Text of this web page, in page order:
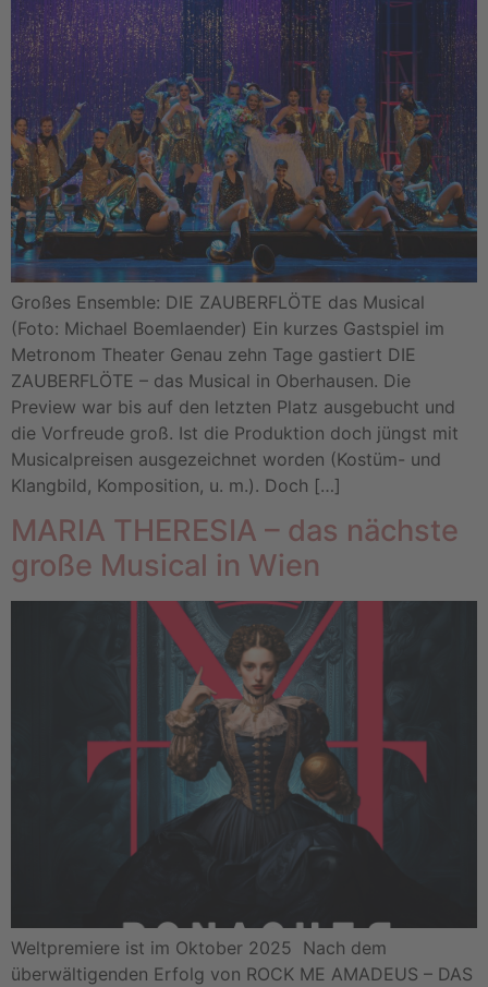
Großes Ensemble: DIE ZAUBERFLÖTE das Musical
(Foto: Michael Boemlaender) Ein kurzes Gastspiel im
Metronom Theater Genau zehn Tage gastiert DIE
ZAUBERFLÖTE – das Musical in Oberhausen. Die
Preview war bis auf den letzten Platz ausgebucht und
die Vorfreude groß. Ist die Produktion doch jüngst mit
Musicalpreisen ausgezeichnet worden (Kostüm- und
Klangbild, Komposition, u. m.). Doch […]
MARIA THERESIA – das nächste
große Musical in Wien
Weltpremiere ist im Oktober 2025 Nach dem
überwältigenden Erfolg von ROCK ME AMADEUS – DAS